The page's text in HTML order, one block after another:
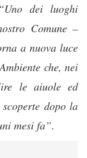
“Uno dei luoghi
Comune –
a nuova luce
che, nei
le aiuole ed
dopo la
mesi fa”.